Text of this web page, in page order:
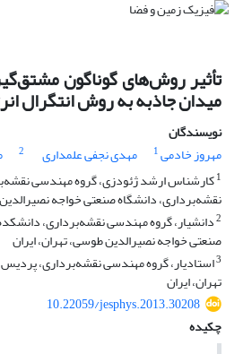
تأثیر روش‌های گوناگون
میدان جاذبه به روش انتگرال
نویسندگان
مهروز خادمی1 مهدی نجفی علمداری 2
1کارشناس ارشد ژئودزی، گروه مهندسی
نقشه‌برداری، دانشگاه صنعتی خواجه
2دانشیار، گروه مهندسی نقشه‌برداری،
صنعتی خواجه نصیرالدین طوسی، تهران، ایران
3استادیار، گروه مهندسی نقشه‌برداری،
تهران، ایران
10.22059/jesphys.2013.30208
چکیده